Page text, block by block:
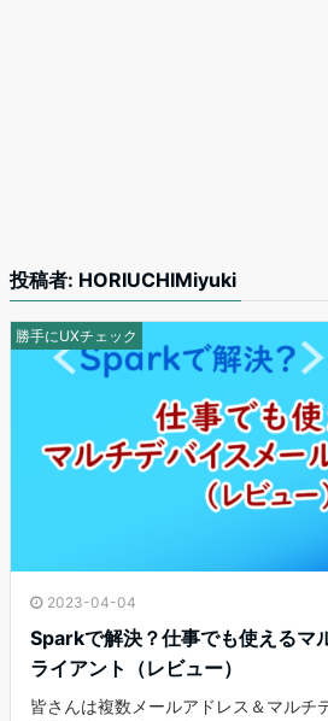
投稿者: HORIUCHIMiyuki
勝手にUXチェック
2023-04-04
Sparkで解決？仕事でも使えるマ
ライアント（レビュー）
皆さんは複数メールアドレス＆マルチ